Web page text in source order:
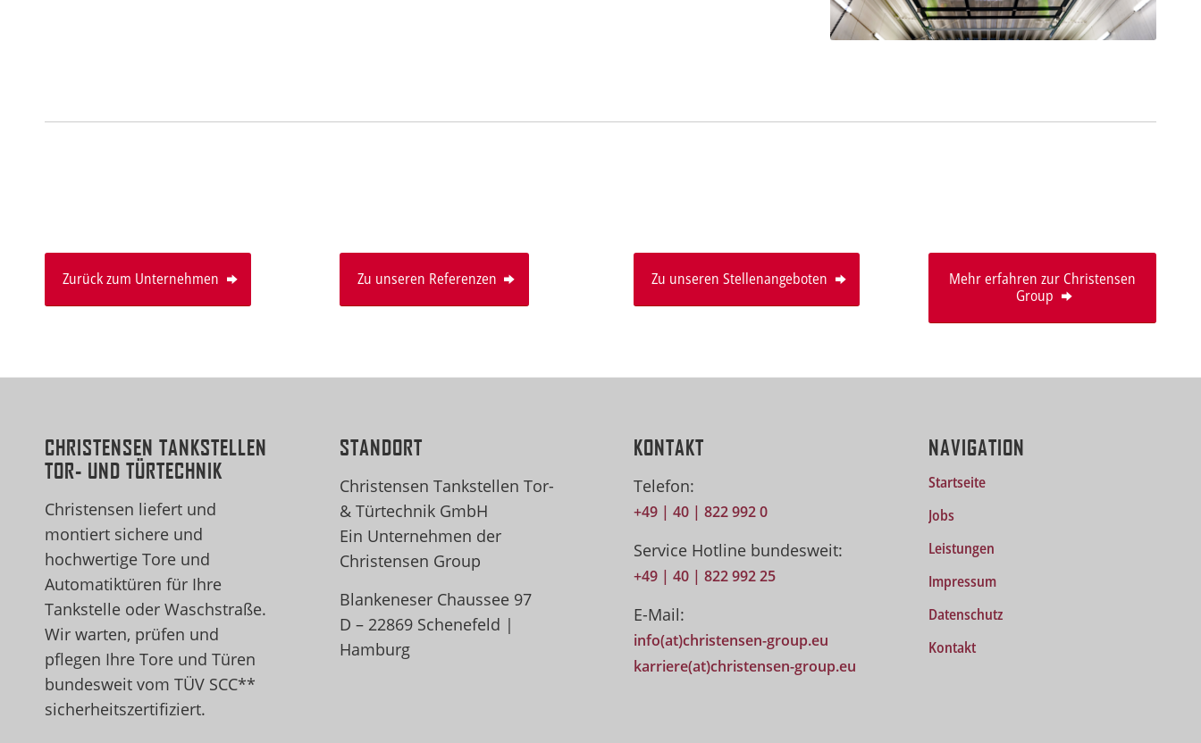
Zurück zum Unternehmen Zu unseren Referenzen Zu unseren Stellenangeboten
Mehr erfahren zur Christensen
Group
CHRISTENSEN TANKSTELLEN
TOR- UND TÜRTECHNIK
Christensen liefert und
montiert sichere und
hochwertige Tore und
Automatiktüren für Ihre
Tankstelle oder Waschstraße.
Wir warten, prüfen und
pflegen Ihre Tore und Türen
bundesweit vom TÜV SCC**
sicherheitszertifiziert.
STANDORT
Christensen Tankstellen Tor-
& Türtechnik GmbH
Ein Unternehmen der
Christensen Group
Blankeneser Chaussee 97
D – 22869 Schenefeld |
Hamburg
KONTAKT
Telefon:
+49 | 40 | 822 992 0
Service Hotline bundesweit:
+49 | 40 | 822 992 25
E-Mail:
info(at)christensen-group.eu
karriere(at)christensen-group.eu
NAVIGATION
Startseite
Jobs
Leistungen
Impressum
Datenschutz
Kontakt